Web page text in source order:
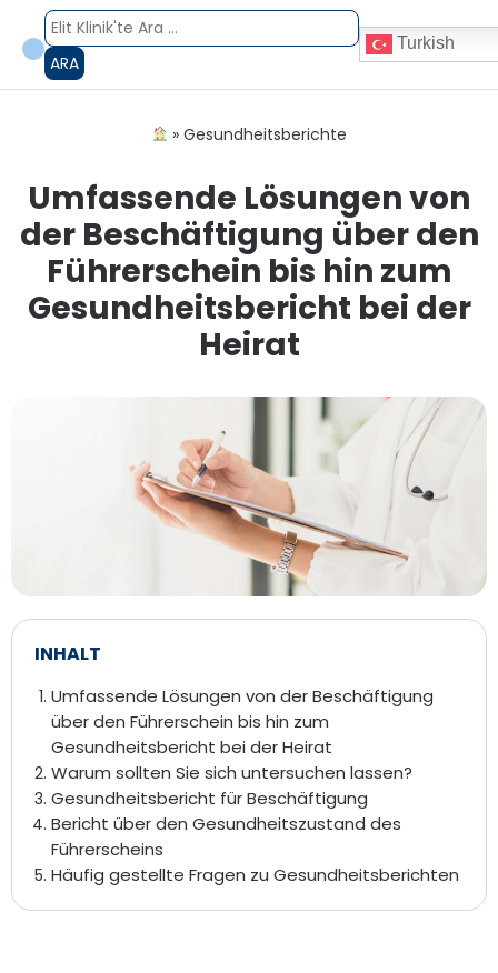
ARA
Turkish
»Gesundheitsberichte
Umfassende Lösungen von
der Beschäftigung über den
Führerschein bis hin zum
Gesundheitsbericht bei der
Heirat
INHALT
Umfassende Lösungen von der Beschäftigung
über den Führerschein bis hin zum
Gesundheitsbericht bei der Heirat
Warum sollten Sie sich untersuchen lassen?
Gesundheitsbericht für Beschäftigung
Bericht über den Gesundheitszustand des
Führerscheins
Häufig gestellte Fragen zu Gesundheitsberichten